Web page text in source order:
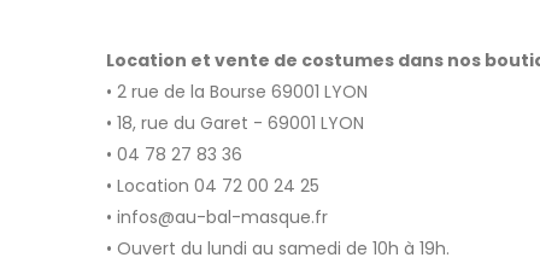
Location et vente de costumes dans nos
• 2 rue de la Bourse 69001 LYON
• 18, rue du Garet - 69001 LYON
• 04 78 27 83 36
• Location 04 72 00 24 25
• infos@au-bal-masque.fr
• Ouvert du lundi au samedi de 10h à 19h.